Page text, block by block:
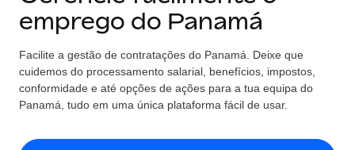
EMPREGO GLOBAL
Processamento Salarial
Processamento salarial fácil e em conformidade
Employer of Record
entidades
Soluções
COBERTURA GLOBAL
Explorador de países
Encontra apoio para emprego global por país
Comparar a Remote
Preçário
emprego do Panamá
Facilite a gestão de contratações do Panamá. Deixe que
cuidemos do processamento salarial, benefícios, impostos,
conformidade e até opções de ações para a tua equipa do
Panamá, tudo em uma única plataforma fácil de usar.